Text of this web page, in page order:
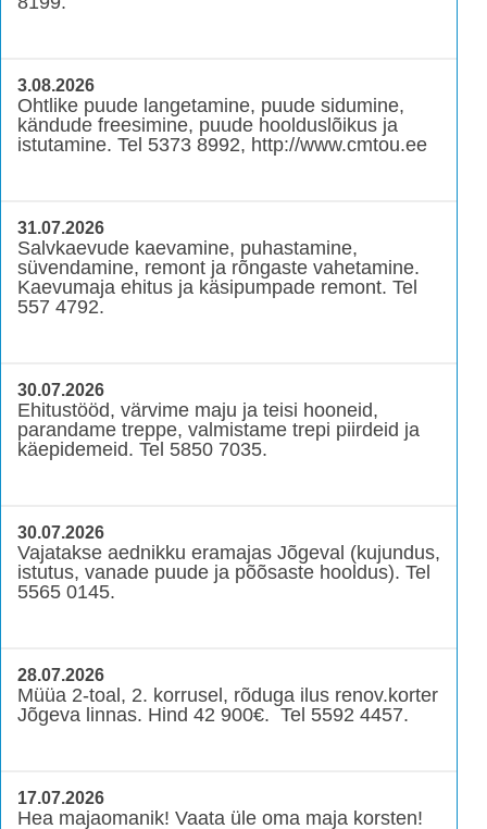
3.08.2026
Ohtlike puude langetamine, puude sidumine,
kändude freesimine, puude hoolduslõikus ja
istutamine. Tel 5373 8992, http://www.cmtou.ee
31.07.2026
Salvkaevude kaevamine, puhastamine,
süvendamine, remont ja rõngaste vahetamine.
Kaevumaja ehitus ja käsipumpade remont. Tel
557 4792.
30.07.2026
Ehitustööd, värvime maju ja teisi hooneid,
parandame treppe, valmistame trepi piirdeid ja
käepidemeid. Tel 5850 7035.
30.07.2026
Vajatakse aednikku eramajas Jõgeval (kujundus,
istutus, vanade puude ja põõsaste hooldus). Tel
5565 0145.
28.07.2026
Müüa 2-toal, 2. korrusel, rõduga ilus renov.korter
Jõgeva linnas. Hind 42 900€. Tel 5592 4457.
17.07.2026
Hea majaomanik! Vaata üle oma maja korsten!